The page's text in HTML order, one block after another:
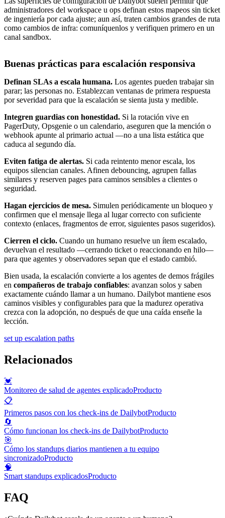
administradores del workspace u ops definan estos mapeos sin ticket
de ingeniería por cada ajuste; aun así, traten cambios grandes de ruta
como cambios de infra: comuníquenlos y verifiquen primero en un
canal sandbox.
Buenas prácticas para escalación responsiva
Definan SLAs a escala humana. Los agentes pueden trabajar sin
parar; las personas no. Establezcan ventanas de primera respuesta
por severidad para que la escalación se sienta justa y medible.
Integren guardias con honestidad. Si la rotación vive en
PagerDuty, Opsgenie o un calendario, aseguren que la mención o
webhook apunte al primario actual —no a una lista estática que
caduca al segundo día.
Eviten fatiga de alertas. Si cada reintento menor escala, los
equipos silencian canales. Afinen debouncing, agrupen fallas
similares y reserven pages para caminos sensibles a clientes o
seguridad.
Hagan ejercicios de mesa. Simulen periódicamente un bloqueo y
confirmen que el mensaje llega al lugar correcto con suficiente
contexto (enlaces, fragmentos de error, siguientes pasos sugeridos).
Cierren el ciclo. Cuando un humano resuelve un ítem escalado,
devuelvan el resultado —cerrando ticket o reaccionando en hilo—
para que agentes y observadores sepan que el estado cambió.
Bien usada, la escalación convierte a los agentes de demos frágiles
en compañeros de trabajo confiables: avanzan solos y saben
exactamente cuándo llamar a un humano. Dailybot mantiene esos
caminos visibles y configurables para que la madurez operativa
crezca con la adopción, no después de que una caída enseñe la
lección.
set up escalation paths
Relacionados
💓
Monitoreo de salud de agentes explicadoProducto
📋
Primeros pasos con los check-ins de DailybotProducto
🔄
Cómo funcionan los check-ins de DailybotProducto
🎯
Cómo los standups diarios mantienen a tu equipo
sincronizadoProducto
🧠
Smart standups explicadosProducto
FAQ